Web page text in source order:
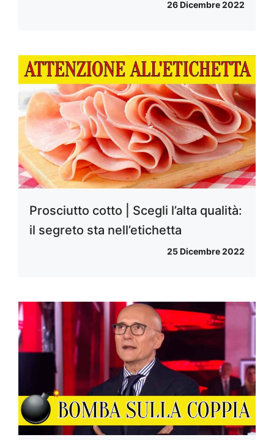
26 Dicembre 2022
Prosciutto cotto | Scegli l’alta qualità:
il segreto sta nell’etichetta
25 Dicembre 2022